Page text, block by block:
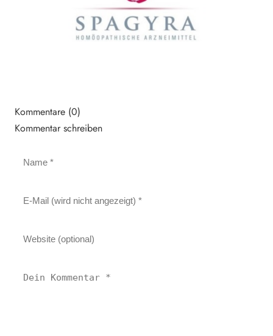
Kommentare (0)
Kommentar schreiben